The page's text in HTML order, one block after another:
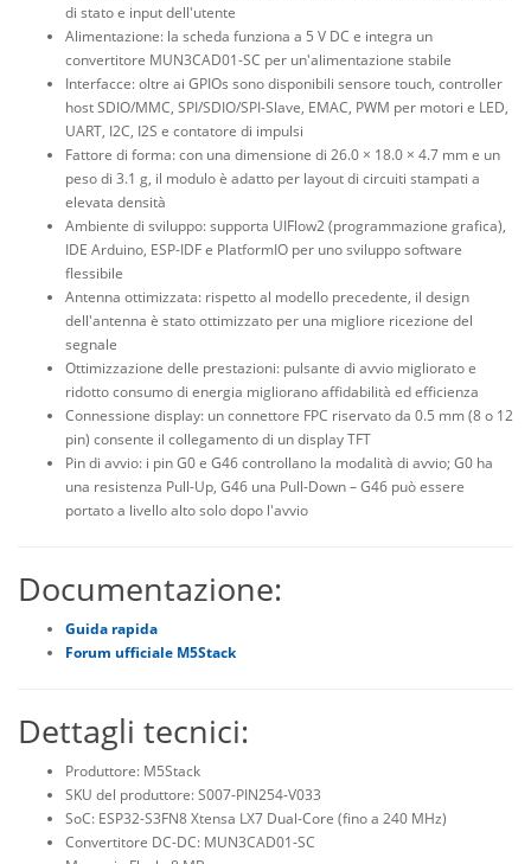
di stato e input dell'utente
Alimentazione: la scheda funziona a 5 V DC e integra un
convertitore MUN3CAD01-SC per un'alimentazione stabile
Interfacce: oltre ai GPIOs sono disponibili sensore touch, controller
host SDIO/MMC, SPI/SDIO/SPI-Slave, EMAC, PWM per motori e LED,
UART, I2C, I2S e contatore di impulsi
Fattore di forma: con una dimensione di 26.0 × 18.0 × 4.7 mm e un
peso di 3.1 g, il modulo è adatto per layout di circuiti stampati a
elevata densità
Ambiente di sviluppo: supporta UIFlow2 (programmazione grafica),
IDE Arduino, ESP-IDF e PlatformIO per uno sviluppo software
flessibile
Antenna ottimizzata: rispetto al modello precedente, il design
dell'antenna è stato ottimizzato per una migliore ricezione del
segnale
Ottimizzazione delle prestazioni: pulsante di avvio migliorato e
ridotto consumo di energia migliorano affidabilità ed efficienza
Connessione display: un connettore FPC riservato da 0.5 mm (8 o 12
pin) consente il collegamento di un display TFT
Pin di avvio: i pin G0 e G46 controllano la modalità di avvio; G0 ha
una resistenza Pull-Up, G46 una Pull-Down – G46 può essere
portato a livello alto solo dopo l'avvio
Documentazione:
Guida rapida
Forum ufficiale M5Stack
Dettagli tecnici:
Produttore: M5Stack
SKU del produttore: S007-PIN254-V033
SoC: ESP32-S3FN8 Xtensa LX7 Dual-Core (fino a 240 MHz)
Convertitore DC-DC: MUN3CAD01-SC